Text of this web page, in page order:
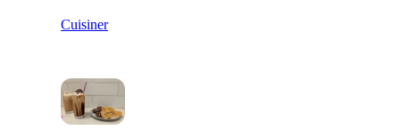
Cuisiner